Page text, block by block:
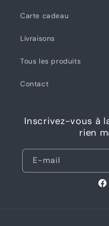
Carte cadeau
Livraisons
Tous les produits
Contact
Inscrivez-vous à
rien
E-mail